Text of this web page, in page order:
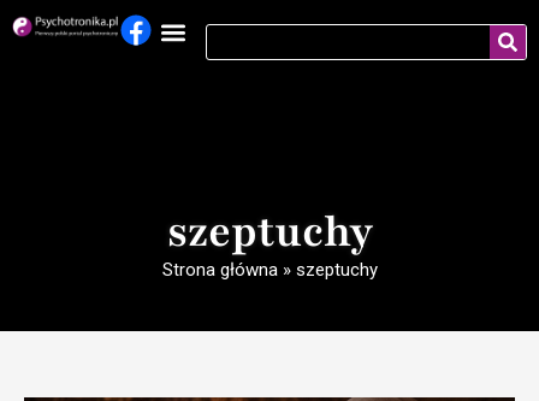
szeptuchy
Strona główna» szeptuchy